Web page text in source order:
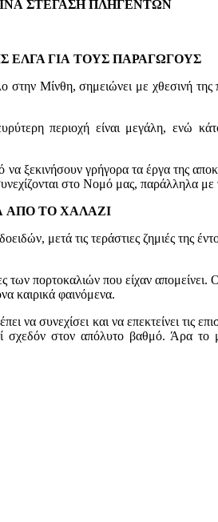
ΣΤΕΓΑΣΗ ΠΛΗΓΕΝΤΩΝ
ΕΛΓΑ ΓΙΑ ΤΟΥΣ ΠΑΡΑΓΩΓΟΥΣ
Μίνθη, σημειώνει με χθεσινή
περιοχή είναι μεγάλη, ενώ
ξεκινήσουν γρήγορα τα έργα της
στο Νομό μας, παράλληλα με
ΑΠΟ ΤΟ ΧΑΛΑΖΙ
μετά τις τεράστιες ζημιές της
των πορτοκαλιών που είχαν
καιρικά φαινόμενα.
συνεχίσει και να επεκτείνει τις
σχεδόν στον απόλυτο βαθμό. Άρα το